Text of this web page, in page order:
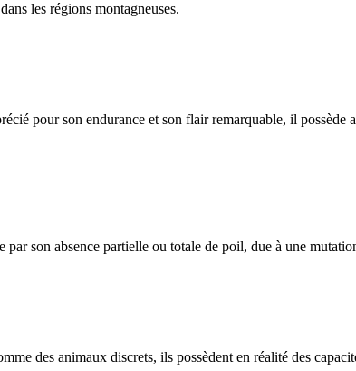
les régions montagneuses.
pour son endurance et son flair remarquable, il possède
son absence partielle ou totale de poil, due à une
des animaux discrets, ils possèdent en réalité des